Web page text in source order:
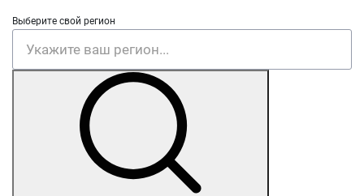
Выберите свой регион